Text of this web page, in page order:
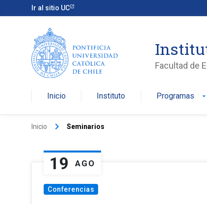
Ir al sitio UC
Facultad de
Inicio Instituto Programas arrow_drop_down
Inicio keyboard_arrow_right Seminarios
19 AGO
Conferencias